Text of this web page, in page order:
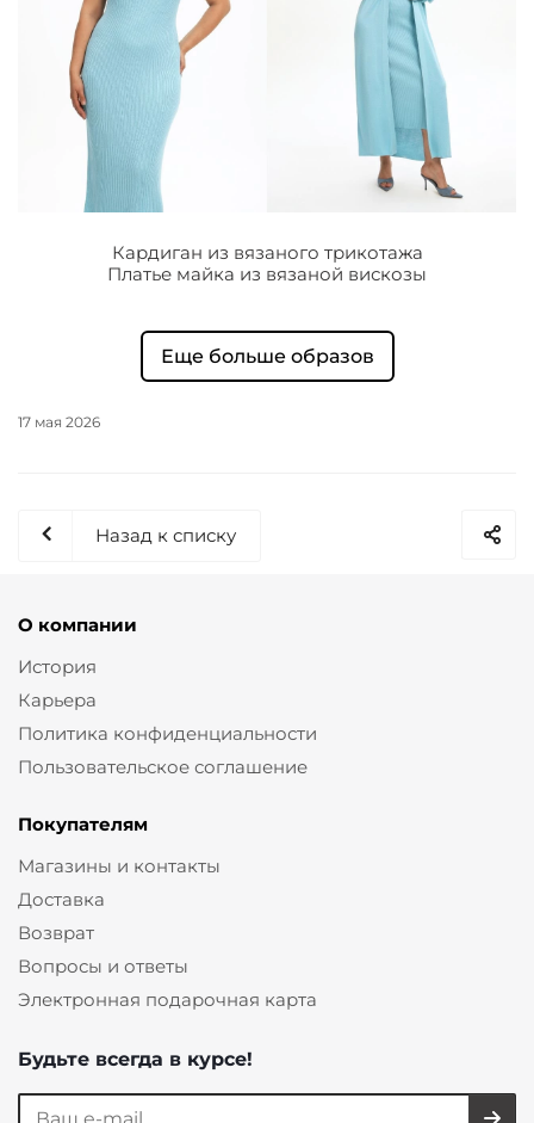
Кардиган из вязаного трикотажа
Платье майка из вязаной вискозы
Еще больше образов
17 мая 2026
Назад к списку
О компании
История
Карьера
Политика конфиденциальности
Пользовательское соглашение
Покупателям
Магазины и контакты
Доставка
Возврат
Вопросы и ответы
Электронная подарочная карта
Будьте всегда в курсе!